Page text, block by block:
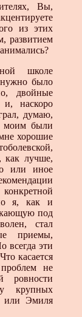
Вы,
из этих
развитием
школе
нужно было
двойные
наскоро
думаю,
моим были
хорошие
как лучше,
или иное
я, как и
под
стал
приемы,
всегда эти
касается
не
ровности
крупных
или Эмиля